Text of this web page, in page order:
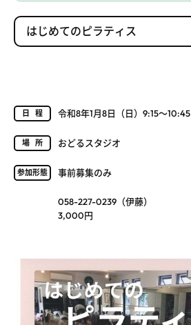
はじめてのピラティス
日程 令和8年1月8日（日）9:15～10:45
場所 おどるスタジオ
参加形態 事前募集のみ
058-227-0239（伊藤）
3,000円